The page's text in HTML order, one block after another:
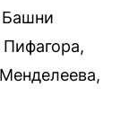
Башни